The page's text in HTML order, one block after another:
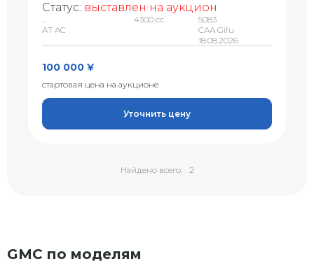
Статус: выставлен на аукцион
...
AT AC
4300 сс
5083
CAA Gifu
18.08.2026
100 000 ¥
стартовая цена на аукционе
Уточнить цену
Найдено всего: 2
GMC по моделям